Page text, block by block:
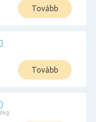
Tovább
Tovább